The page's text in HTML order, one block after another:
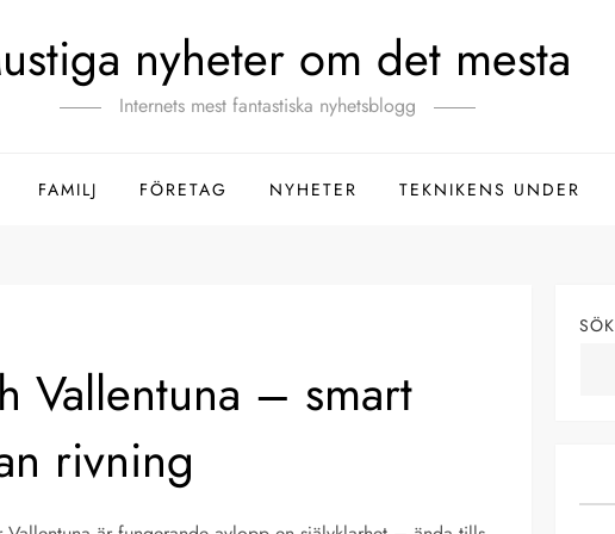
nyheter om det mesta
Internets mest fantastiska nyhetsblogg
FAMILJ FÖRETAG NYHETER TEKNIKENS UNDER
Vallentuna – smart
rivning
SÖK